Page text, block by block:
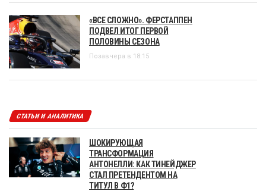
«ВСЕ СЛОЖНО». ФЕРСТАППЕН
ПОДВЕЛ ИТОГ ПЕРВОЙ
ПОЛОВИНЫ СЕЗОНА
Позавчера в 18:15
СТАТЬИ И АНАЛИТИКА
ШОКИРУЮЩАЯ
ТРАНСФОРМАЦИЯ
АНТОНЕЛЛИ: КАК ТИНЕЙДЖЕР
СТАЛ ПРЕТЕНДЕНТОМ НА
ТИТУЛ В Ф1?